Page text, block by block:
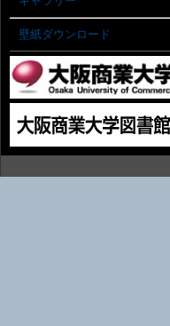
壁紙ダウンロード